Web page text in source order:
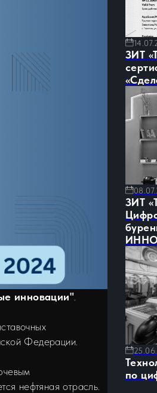
инновации"
Федерации.
нефтяная отрасль.
ЗИТ
ЗИТ
по